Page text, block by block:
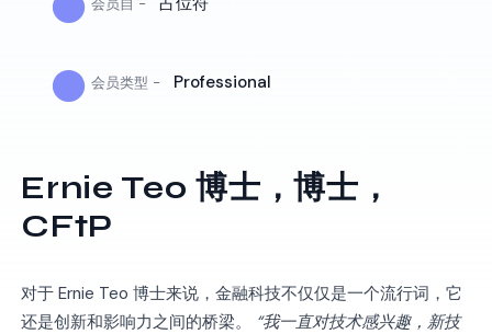
会员自 -
● 会员类型 - Professional
Ernie Teo 博士，博士，
CFtP
对于 Ernie Teo 博士来说，金融科技不仅仅是一个流行词，它
还是创新和影响力之间的桥梁。 “我一直对技术感兴趣，新技